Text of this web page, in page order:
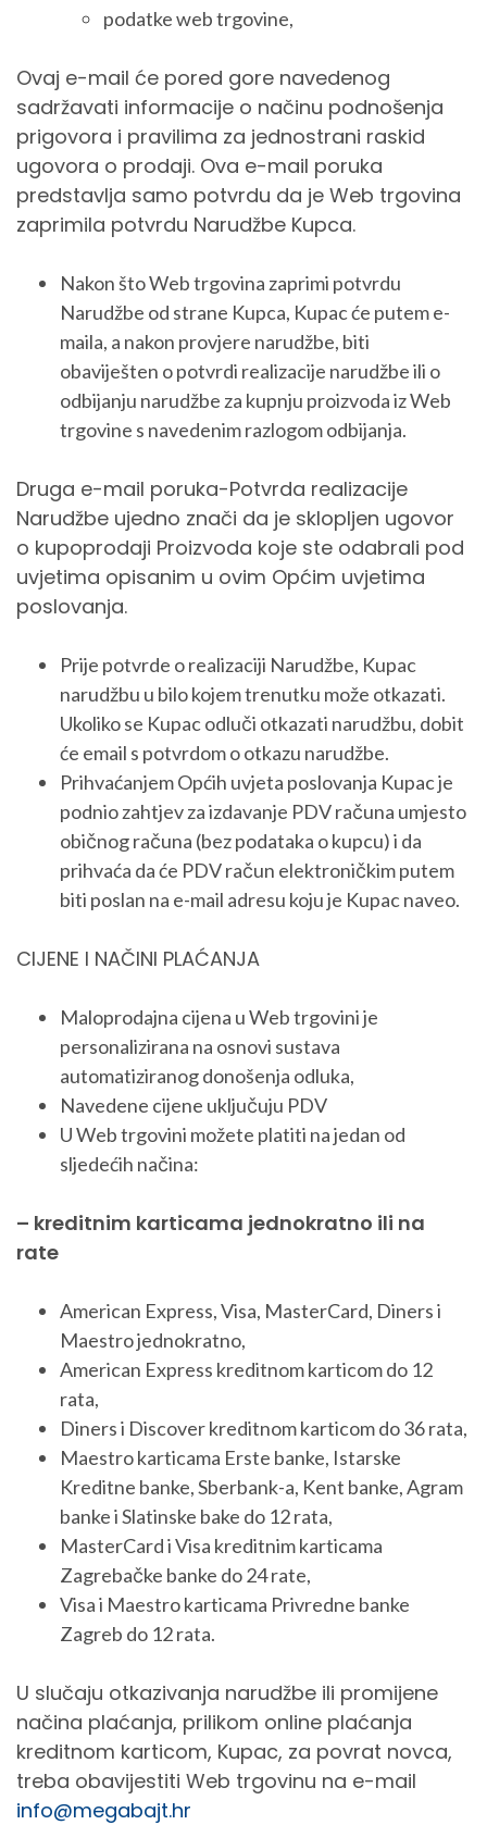
podatke web trgovine,
Ovaj e-mail će pored gore navedenog
sadržavati informacije o načinu podnošenja
prigovora i pravilima za jednostrani raskid
ugovora o prodaji. Ova e-mail poruka
predstavlja samo potvrdu da je Web trgovina
zaprimila potvrdu Narudžbe Kupca.
Nakon što Web trgovina zaprimi potvrdu
Narudžbe od strane Kupca, Kupac će putem e-
maila, a nakon provjere narudžbe, biti
obaviješten o potvrdi realizacije narudžbe ili o
odbijanju narudžbe za kupnju proizvoda iz Web
trgovine s navedenim razlogom odbijanja.
Druga e-mail poruka-Potvrda realizacije
Narudžbe ujedno znači da je sklopljen ugovor
o kupoprodaji Proizvoda koje ste odabrali pod
uvjetima opisanim u ovim Općim uvjetima
poslovanja.
Prije potvrde o realizaciji Narudžbe, Kupac
narudžbu u bilo kojem trenutku može otkazati.
Ukoliko se Kupac odluči otkazati narudžbu, dobit
će email s potvrdom o otkazu narudžbe.
Prihvaćanjem Općih uvjeta poslovanja Kupac je
podnio zahtjev za izdavanje PDV računa umjesto
običnog računa (bez podataka o kupcu) i da
prihvaća da će PDV račun elektroničkim putem
biti poslan na e-mail adresu koju je Kupac naveo.
CIJENE I NAČINI PLAĆANJA
Maloprodajna cijena u Web trgovini je
personalizirana na osnovi sustava
automatiziranog donošenja odluka,
Navedene cijene uključuju PDV
U Web trgovini možete platiti na jedan od
sljedećih načina:
– kreditnim karticama jednokratno ili na
rate
American Express, Visa, MasterCard, Diners i
Maestro jednokratno,
American Express kreditnom karticom do 12
rata,
Diners i Discover kreditnom karticom do 36 rata,
Maestro karticama Erste banke, Istarske
Kreditne banke, Sberbank-a, Kent banke, Agram
banke i Slatinske bake do 12 rata,
MasterCard i Visa kreditnim karticama
Zagrebačke banke do 24 rate,
Visa i Maestro karticama Privredne banke
Zagreb do 12 rata.
U slučaju otkazivanja narudžbe ili promijene
načina plaćanja, prilikom online plaćanja
kreditnom karticom, Kupac, za povrat novca,
treba obavijestiti Web trgovinu na e-mail
info@megabajt.hr